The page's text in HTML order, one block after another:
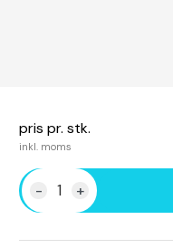
pris pr. stk.
inkl. moms
- +